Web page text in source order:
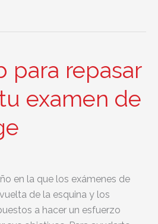
para repasar
examen de
en la que los exámenes de
de la esquina y los
a hacer un esfuerzo